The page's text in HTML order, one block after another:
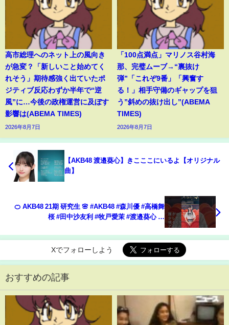
高市総理へのネット上の風向き
が急変？「新しいこと始めてく
れそう」期待感強く出ていたポ
ジティブ反応わずか半年で“逆
風”に…今後の政権運営に及ぼす
影響は(ABEMA TIMES)
2026年8月7日
「100点満点」マリノス谷村海
那、完璧ムーブ→“裏抜け
弾”「これぞ9番」「興奮す
る！」相手守備のギャップを狙
う”斜めの抜け出し”(ABEMA
TIMES)
2026年8月7日
【AKB48 渡邉葵心】きこここにいるよ【オリジナル
曲】
🍊 AKB48 21期 研究生 🌸 #AKB48 #森川優 #高橋舞
桜 #田中沙友利 #牧戸愛茉 #渡邉葵心 🍓
Xでフォローしよう
おすすめの記事